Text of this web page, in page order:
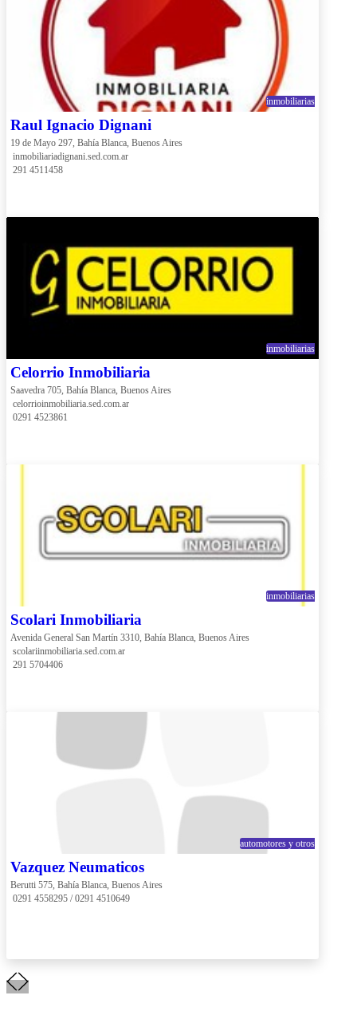
inmobiliarias
Raul Ignacio Dignani
19 de Mayo 297, Bahía Blanca, Buenos Aires
inmobiliariadignani.sed.com.ar
291 4511458
inmobiliarias
Celorrio Inmobiliaria
Saavedra 705, Bahía Blanca, Buenos Aires
celorrioinmobiliaria.sed.com.ar
0291 4523861
inmobiliarias
Scolari Inmobiliaria
Avenida General San Martín 3310, Bahía Blanca, Buenos Aires
scolariinmobiliaria.sed.com.ar
291 5704406
automotores y otros
Vazquez Neumaticos
Berutti 575, Bahía Blanca, Buenos Aires
0291 4558295 / 0291 4510649